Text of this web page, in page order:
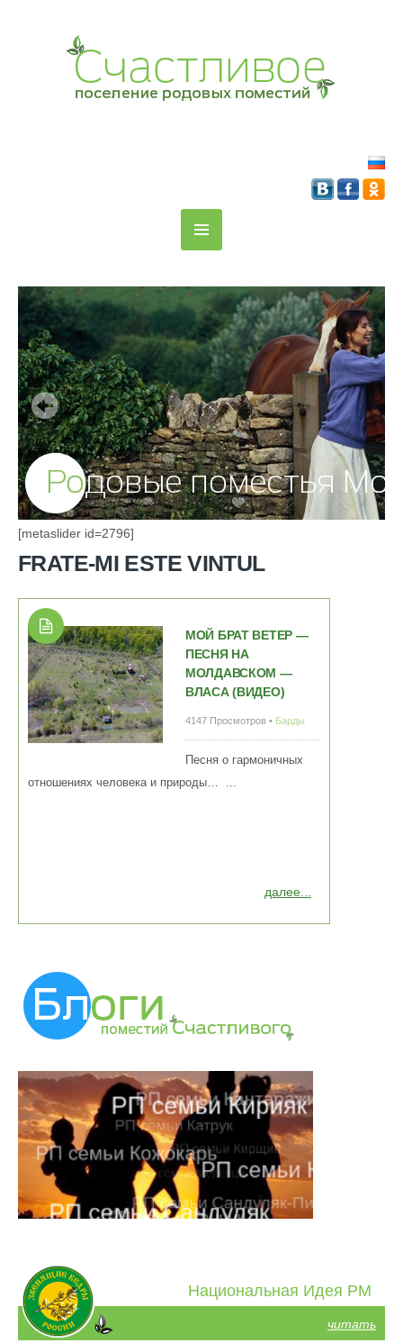
[metaslider id=2796]
FRATE-MI ESTE VINTUL
МОЙ БРАТ ВЕТЕР —
ПЕСНЯ НА
МОЛДАВСКОМ —
ВЛАСА (ВИДЕО)
4147 Просмотров • Барды
далее...
Песня о гармоничных
отношениях человека и природы… ...
Национальная Идея РМ
читать